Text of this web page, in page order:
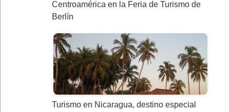
Centroamérica en la Feria de Turismo de
Berlín
Turismo en Nicaragua, destino especial